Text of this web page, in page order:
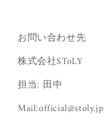
お問い合わせ先
株式会社SToLY
担当: 田中
Mail:official@stoly.jp